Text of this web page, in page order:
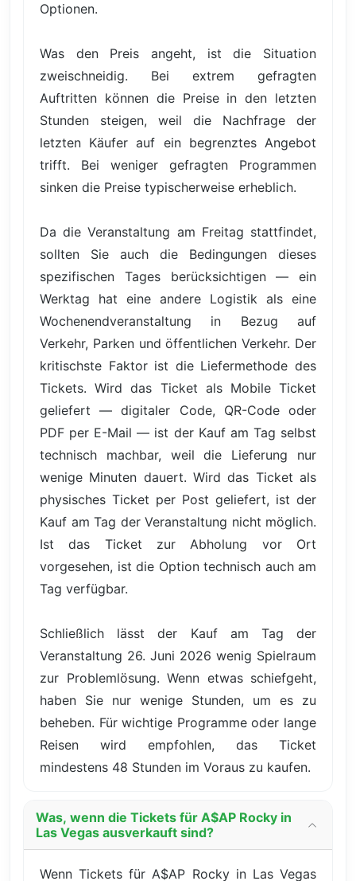
Optionen.
Was den Preis angeht, ist die Situation
zweischneidig. Bei extrem gefragten
Auftritten können die Preise in den letzten
Stunden steigen, weil die Nachfrage der
letzten Käufer auf ein begrenztes Angebot
trifft. Bei weniger gefragten Programmen
sinken die Preise typischerweise erheblich.
Da die Veranstaltung am Freitag stattfindet,
sollten Sie auch die Bedingungen dieses
spezifischen Tages berücksichtigen — ein
Werktag hat eine andere Logistik als eine
Wochenendveranstaltung in Bezug auf
Verkehr, Parken und öffentlichen Verkehr. Der
kritischste Faktor ist die Liefermethode des
Tickets. Wird das Ticket als Mobile Ticket
geliefert — digitaler Code, QR-Code oder
PDF per E-Mail — ist der Kauf am Tag selbst
technisch machbar, weil die Lieferung nur
wenige Minuten dauert. Wird das Ticket als
physisches Ticket per Post geliefert, ist der
Kauf am Tag der Veranstaltung nicht möglich.
Ist das Ticket zur Abholung vor Ort
vorgesehen, ist die Option technisch auch am
Tag verfügbar.
Schließlich lässt der Kauf am Tag der
Veranstaltung 26. Juni 2026 wenig Spielraum
zur Problemlösung. Wenn etwas schiefgeht,
haben Sie nur wenige Stunden, um es zu
beheben. Für wichtige Programme oder lange
Reisen wird empfohlen, das Ticket
mindestens 48 Stunden im Voraus zu kaufen.
Was, wenn die Tickets für A$AP Rocky in
Las Vegas ausverkauft sind?
Wenn Tickets für A$AP Rocky in Las Vegas